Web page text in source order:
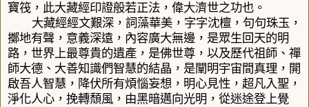
寶筏，此大藏經印證般若正法，偉大濟世之功也。
大藏經經文艱深，詞藻華美，字字沈檀，句句珠玉，
擲地有聲，意義深遠，內容廣大無邊，是眾生回天的明
路，世界上最尊貴的遺產，是佛世尊，以及歷代祖師、禪
師大德、大善知識們智慧的結晶，是闡明宇宙間真理，開
啟吾人智慧，降伏所有煩惱妄想，明心見性，超凡入聖，
淨化人心，挽轉頹風，由黑暗邁向光明，從迷途登上覺